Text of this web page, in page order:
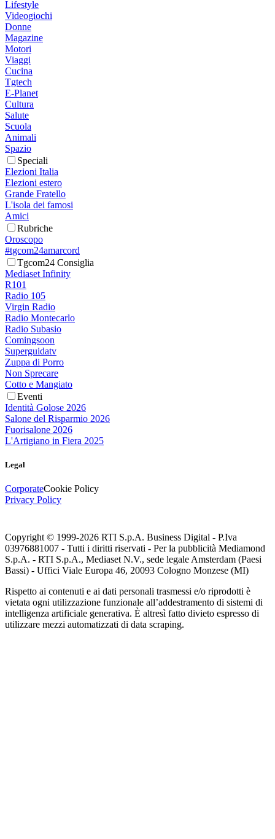
Lifestyle
Videogiochi
Donne
Magazine
Motori
Viaggi
Cucina
Tgtech
E-Planet
Cultura
Salute
Scuola
Animali
Spazio
Speciali
Elezioni Italia
Elezioni estero
Grande Fratello
L'isola dei famosi
Amici
Rubriche
Oroscopo
#tgcom24amarcord
Tgcom24 Consiglia
Mediaset Infinity
R101
Radio 105
Virgin Radio
Radio Montecarlo
Radio Subasio
Comingsoon
Superguidatv
Zuppa di Porro
Non Sprecare
Cotto e Mangiato
Eventi
Identità Golose 2026
Salone del Risparmio 2026
Fuorisalone 2026
L'Artigiano in Fiera 2025
Legal
CorporateCookie Policy
Privacy Policy
Copyright © 1999-2026 RTI S.p.A. Business Digital - P.Iva
03976881007 - Tutti i diritti riservati - Per la pubblicità Mediamond
S.p.A. - RTI S.p.A., Mediaset N.V., sede legale Amsterdam (Paesi
Bassi) - Uffici Viale Europa 46, 20093 Cologno Monzese (MI)
Rispetto ai contenuti e ai dati personali trasmessi e/o riprodotti è
vietata ogni utilizzazione funzionale all’addestramento di sistemi di
intelligenza artificiale generativa. È altresì fatto divieto espresso di
utilizzare mezzi automatizzati di data scraping.